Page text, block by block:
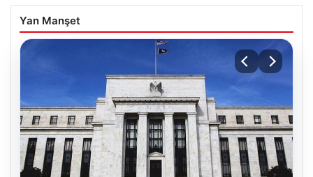
Yan Manşet